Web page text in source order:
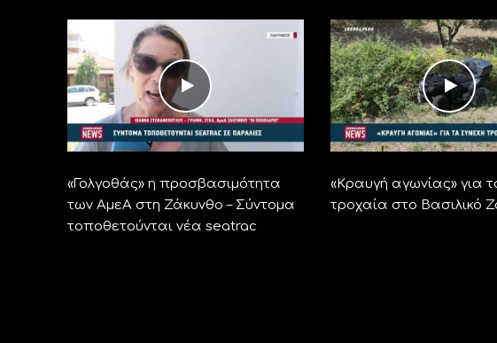
«Γολγοθάς» η προσβασιμότητα
των ΑμεΑ στη Ζάκυνθο – Σύντομα
τοποθετούνται νέα seatrac
«Kραυγή αγωνίας» για
τροχαία στο Βασιλικό